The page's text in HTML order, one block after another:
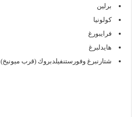
برلين
كولونيا
فرايبورغ
هايدلبرغ
شتارنبرغ وفورستنفيلدبروك (قرب ميونيخ)